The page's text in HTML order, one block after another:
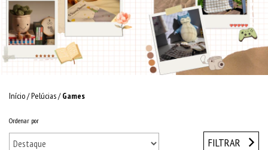
Início/Pelúcias/ Games
Ordenar por
FILTRAR